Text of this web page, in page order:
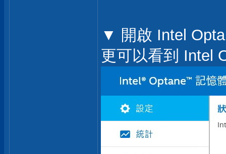
▼ 開啟 Intel
更可以看到 Intel